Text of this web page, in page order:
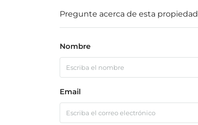
Pregunte acerca de esta propiedad
Nombre
Email